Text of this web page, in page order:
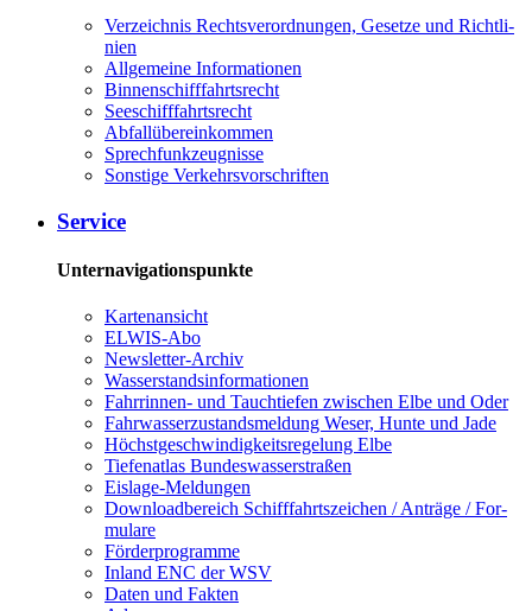
Ver­zeich­nis Rechts­ver­ord­nun­gen, Ge­set­ze und Richt­li­
ni­en
All­ge­mei­ne In­for­ma­tio­nen
Bin­nen­schiff­fahrts­recht
See­schiff­fahrts­recht
Ab­fall­über­ein­kom­men
Sprech­funk­zeug­nis­se
Sons­ti­ge Ver­kehrs­vor­schrif­ten
Ser­vice
Unternavigationspunkte
Kar­ten­an­sicht
EL­WIS-​Abo
Newslet­ter-​Ar­chiv
Was­ser­stands­in­for­ma­tio­nen
Fahr­rin­nen-​ und Tauch­tie­fen zwi­schen El­be und Oder
Fahr­was­ser­zu­stands­mel­dung We­ser, Hun­te und Ja­de
Höchst­ge­schwin­dig­keits­re­ge­lung El­be
Tie­fe­n­at­las Bun­des­was­ser­stra­ßen
Eis­la­ge-​Mel­dun­gen
Dow­n­load­be­reich Schiff­fahrts­zei­chen / An­trä­ge / For­
mu­la­re
För­der­pro­gram­me
In­land ENC der WSV
Da­ten und Fak­ten